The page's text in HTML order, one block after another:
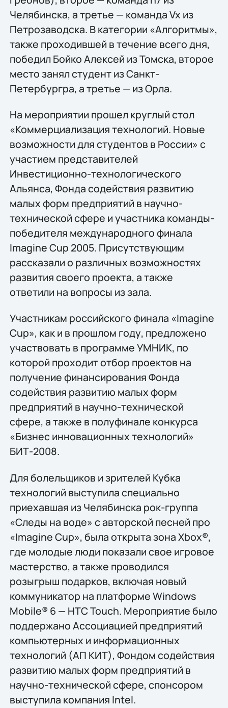
Челябинска, а третье — команда Vx из
Петрозаводска. В категории «Алгоритмы»,
также проходившей в течение всего дня,
победил Бойко Алексей из Томска, второе
место занял студент из Санкт-
Петербургра, а третье — из Орла.
На мероприятии прошел круглый стол
«Коммерциализация технологий. Новые
возможности для студентов в России» с
участием представителей
Инвестиционно-технологического
Альянса, Фонда содействия развитию
малых форм предприятий в научно-
технической сфере и участника команды-
победителя международного финала
Imagine Cup 2005. Присутствующим
рассказали о различных возможностях
развития своего проекта, а также
ответили на вопросы из зала.
Участникам российского финала «Imagine
Cup», как и в прошлом году, предложено
участвовать в программе УМНИК, по
которой проходит отбор проектов на
получение финансирования Фонда
содействия развитию малых форм
предприятий в научно-технической
сфере, а также в полуфинале конкурса
«Бизнес инновационных технологий»
БИТ-2008.
Для болельщиков и зрителей Кубка
технологий выступила специально
приехавшая из Челябинска рок-группа
«Следы на воде» с авторской песней про
«Imagine Cup», была открыта зона Xbox®,
где молодые люди показали свое игровое
мастерство, а также проводился
розыгрыш подарков, включая новый
коммуникатор на платформе Windows
Mobile® 6 — HTC Touch. Мероприятие было
поддержано Ассоциацией предприятий
компьютерных и информационных
технологий (АП КИТ), Фондом содействия
развитию малых форм предприятий в
научно-технической сфере, спонсором
выступила компания Intel.